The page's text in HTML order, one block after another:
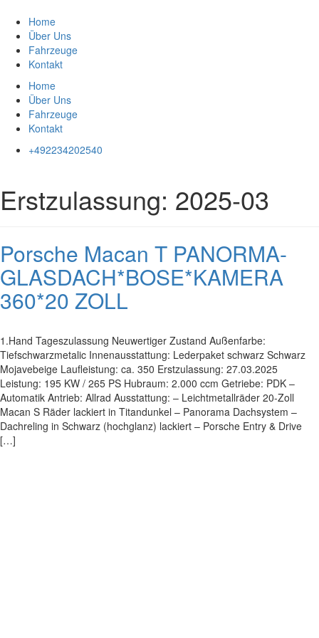
Inhalt
springen
Home
Über Uns
Fahrzeuge
Kontakt
Home
Über Uns
Fahrzeuge
Kontakt
+492234202540
Erstzulassung: 2025-03
Porsche Macan T PANORMA-
GLASDACH*BOSE*KAMERA
360*20 ZOLL
1.Hand Tageszulassung Neuwertiger Zustand Außenfarbe:
Tiefschwarzmetalic Innenausstattung: Lederpaket schwarz Schwarz
Mojavebeige Laufleistung: ca. 350 Erstzulassung: 27.03.2025
Leistung: 195 KW / 265 PS Hubraum: 2.000 ccm Getriebe: PDK –
Automatik Antrieb: Allrad Ausstattung: – Leichtmetallräder 20-Zoll
Macan S Räder lackiert in Titandunkel – Panorama Dachsystem –
Dachreling in Schwarz (hochglanz) lackiert – Porsche Entry & Drive
[…]